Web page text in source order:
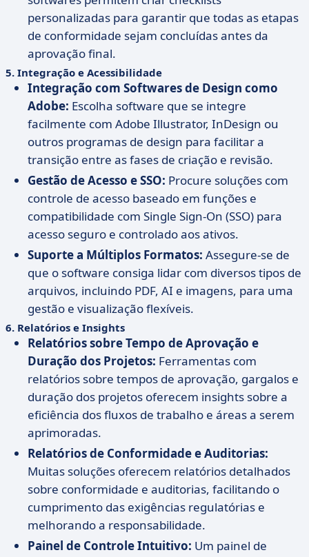
personalizadas para garantir que todas as etapas
de conformidade sejam concluídas antes da
aprovação final.
5. Integração e Acessibilidade
Integração com Softwares de Design como
Adobe: Escolha software que se integre
facilmente com Adobe Illustrator, InDesign ou
outros programas de design para facilitar a
transição entre as fases de criação e revisão.
Gestão de Acesso e SSO: Procure soluções com
controle de acesso baseado em funções e
compatibilidade com Single Sign-On (SSO) para
acesso seguro e controlado aos ativos.
Suporte a Múltiplos Formatos: Assegure-se de
que o software consiga lidar com diversos tipos de
arquivos, incluindo PDF, AI e imagens, para uma
gestão e visualização flexíveis.
6. Relatórios e Insights
Relatórios sobre Tempo de Aprovação e
Duração dos Projetos: Ferramentas com
relatórios sobre tempos de aprovação, gargalos e
duração dos projetos oferecem insights sobre a
eficiência dos fluxos de trabalho e áreas a serem
aprimoradas.
Relatórios de Conformidade e Auditorias:
Muitas soluções oferecem relatórios detalhados
sobre conformidade e auditorias, facilitando o
cumprimento das exigências regulatórias e
melhorando a responsabilidade.
Painel de Controle Intuitivo: Um painel de